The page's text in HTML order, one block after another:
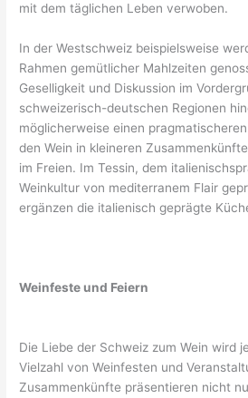
mit dem täglichen Leben verwoben.
In der Westschweiz beispielsweise
Rahmen gemütlicher Mahlzeiten
Geselligkeit und Diskussion im
schweizerisch-deutschen Regionen
möglicherweise einen
den Wein in kleineren
im Freien. Im Tessin, dem
Weinkultur von mediterranem Flair
ergänzen die italienisch geprägte
Weinfeste und Feiern
Die Liebe der Schweiz zum Wein wird
Vielzahl von Weinfesten und
Zusammenkünfte präsentieren nicht